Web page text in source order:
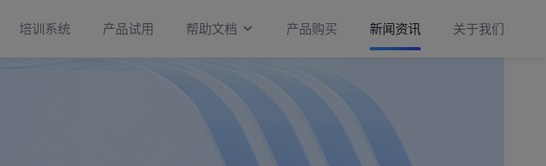
培训系统 产品试用 帮助文档 产品购买 新闻资讯 关于我们